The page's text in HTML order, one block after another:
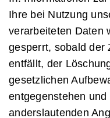
Ihre bei Nutzung
verarbeiteten Daten
gesperrt, sobald der
entfällt, der
gesetzlichen
entgegenstehen
anderslautenden